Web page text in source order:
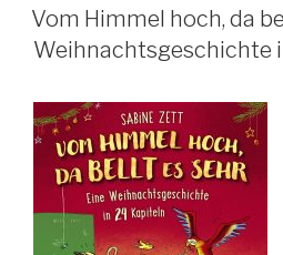
1)“
AM
Vom Himmel hoch, da
Weihnachtsgeschichte